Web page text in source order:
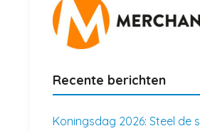
Recente berichten
Koningsdag 2026: Steel de